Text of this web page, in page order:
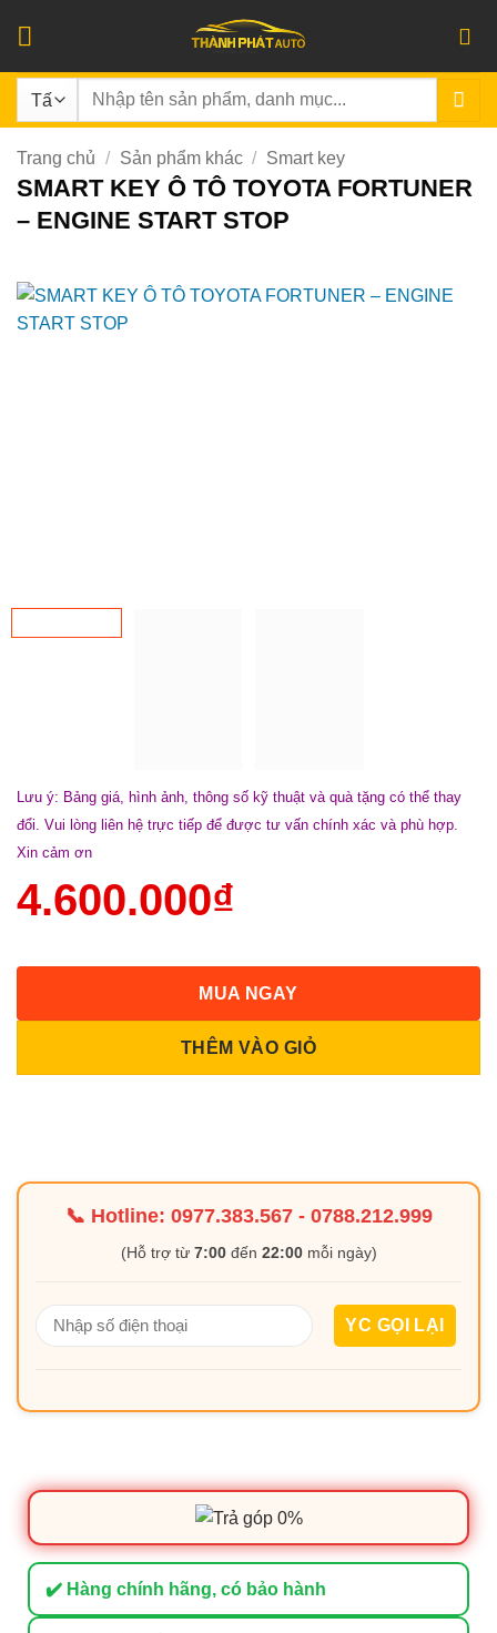
qua
nội
dung
Tìm
Trang chủ / Sản phẩm khác / Smart key
SMART KEY Ô TÔ TOYOTA FORTUNER
– ENGINE START STOP
Lưu ý: Bảng giá, hình ảnh, thông số kỹ thuật và quà tặng có thể thay
đổi. Vui lòng liên hệ trực tiếp để được tư vấn chính xác và phù hợp.
Xin cảm ơn
4.600.000₫
THÊM VÀO GIỎ
MUA NGAY
📞 Hotline: 0977.383.567- 0788.212.999
(Hỗ trợ từ 7:00đến 22:00mỗi ngày)
✔️ Hàng chính hãng, có bảo hành